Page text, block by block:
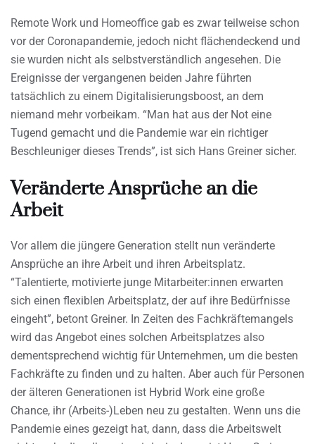
Remote Work und Homeoffice gab es zwar teilweise schon
vor der Coronapandemie, jedoch nicht flächendeckend und
sie wurden nicht als selbstverständlich angesehen. Die
Ereignisse der vergangenen beiden Jahre führten
tatsächlich zu einem Digitalisierungsboost, an dem
niemand mehr vorbeikam. “Man hat aus der Not eine
Tugend gemacht und die Pandemie war ein richtiger
Beschleuniger dieses Trends”, ist sich Hans Greiner sicher.
Veränderte Ansprüche an die
Arbeit
Vor allem die jüngere Generation stellt nun veränderte
Ansprüche an ihre Arbeit und ihren Arbeitsplatz.
“Talentierte, motivierte junge Mitarbeiter:innen erwarten
sich einen flexiblen Arbeitsplatz, der auf ihre Bedürfnisse
eingeht”, betont Greiner. In Zeiten des Fachkräftemangels
wird das Angebot eines solchen Arbeitsplatzes also
dementsprechend wichtig für Unternehmen, um die besten
Fachkräfte zu finden und zu halten. Aber auch für Personen
der älteren Generationen ist Hybrid Work eine große
Chance, ihr (Arbeits-)Leben neu zu gestalten. Wenn uns die
Pandemie eines gezeigt hat, dann, dass die Arbeitswelt